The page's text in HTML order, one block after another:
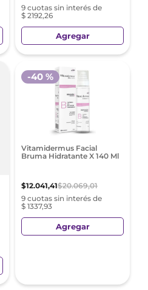
9 cuotas sin interés de
$ 2192,26
Agregar
Vitamidermus Facial
Bruma Hidratante X 140 Ml
$12.041,41$20.069,01
9 cuotas sin interés de
$ 1337,93
-40 %
Agregar